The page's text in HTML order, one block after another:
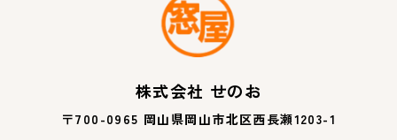
株式会社 せのお
〒700-0965 岡山県岡山市北区西長瀬1203-1